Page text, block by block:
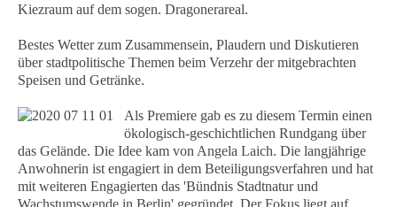
Kiezraum auf dem sogen. Dragonerareal.
Bestes Wetter zum Zusammensein, Plaudern und Diskutieren
über stadtpolitische Themen beim Verzehr der mitgebrachten
Speisen und Getränke.
Als Premiere gab es zu diesem Termin einen
ökologisch-geschichtlichen Rundgang über
das Gelände. Die Idee kam von Angela Laich. Die langjährige
Anwohnerin ist engagiert in dem Beteiligungsverfahren und hat
mit weiteren Engagierten das 'Bündnis Stadtnatur und
Wachstumswende in Berlin' gegründet. Der Fokus liegt auf